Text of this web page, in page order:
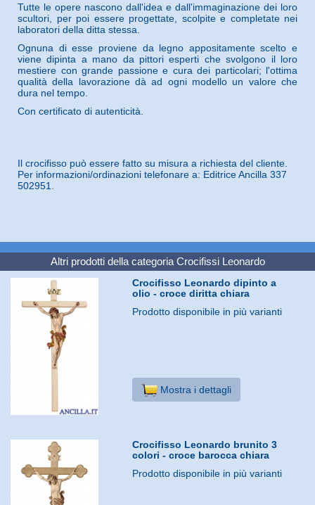
Tutte le opere nascono dall'idea e dall'immaginazione dei loro
scultori, per poi essere progettate, scolpite e completate nei
laboratori della ditta stessa.
Ognuna di esse proviene da legno appositamente scelto e
viene dipinta a mano da pittori esperti che svolgono il loro
mestiere con grande passione e cura dei particolari; l'ottima
qualità della lavorazione dà ad ogni modello un valore che
dura nel tempo.
Con certificato di autenticità.
Il crocifisso può essere fatto su misura a richiesta del cliente.
Per informazioni/ordinazioni telefonare a: Editrice Ancilla 337
502951.
Altri prodotti della categoria Crocifissi Leonardo
Crocifisso Leonardo dipinto a
olio - croce diritta chiara
Prodotto disponibile in più varianti
Mostra i dettagli
Crocifisso Leonardo brunito 3
colori - croce barocca chiara
Prodotto disponibile in più varianti